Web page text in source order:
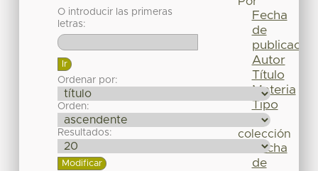
O introducir las primeras
letras:
Ordenar por:
Orden:
Resultados:
Fecha
de
publicación
Autor
Título
Materia
Tipo
colección
Fecha
de